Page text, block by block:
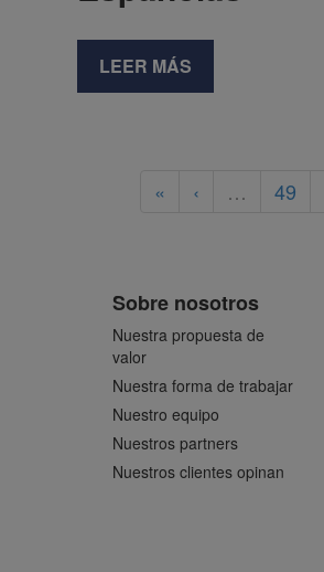
LEER MÁS
« ‹ … 49
Sobre nosotros
Nuestra propuesta de
valor
Nuestra forma de trabajar
Nuestro equipo
Nuestros partners
Nuestros clientes opinan